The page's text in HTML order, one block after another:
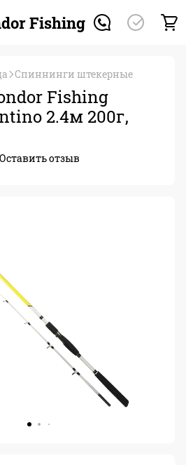
Fishing
Спиннинги штекерные
Fishing
2.4м 200г,
Оставить отзыв